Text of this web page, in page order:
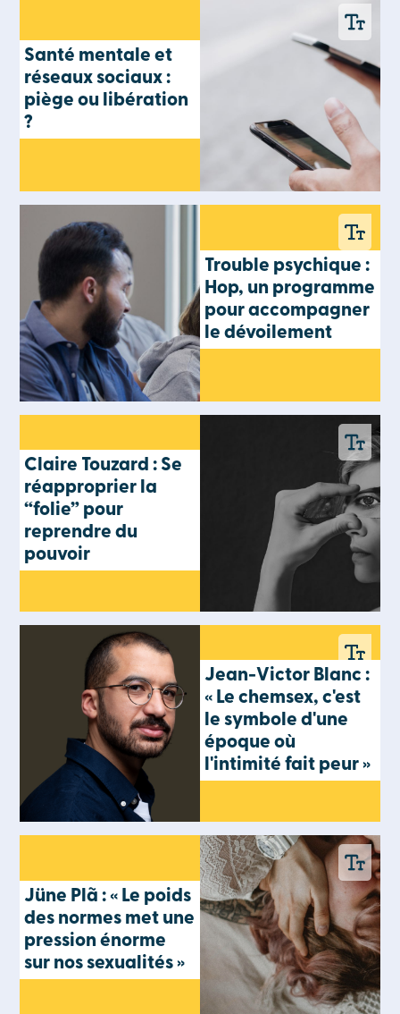
Santé mentale et
réseaux sociaux :
piège ou libération
?
Trouble psychique :
Hop, un programme
pour accompagner
le dévoilement
Claire Touzard : Se
réapproprier la
“folie” pour
reprendre du
pouvoir
Jean-Victor Blanc :
« Le chemsex, c'est
le symbole d'une
époque où
l'intimité fait peur »
Jüne Plã : « Le poids
des normes met une
pression énorme
sur nos sexualités »